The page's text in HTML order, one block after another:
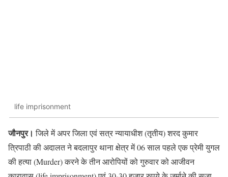
life imprisonment
जौनपुर। जिले में अपर जिला एवं सत्र न्यायाधीश (तृतीय) शरद कुमार
त्रिपाठी की अदालत ने बदलापुर थाना क्षेत्र में 06 साल पहले एक प्रेमी युगल
की हत्या (Murder) करने के तीन आरोपियों को गुरुवार को आजीवन